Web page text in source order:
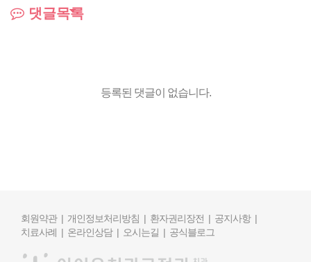
댓글목록
등록된 댓글이 없습니다.
회원약관 | 개인정보처리방침 | 환자권리장전 | 공지사항 |
치료사례 | 온라인상담 | 오시는길 | 공식블로그